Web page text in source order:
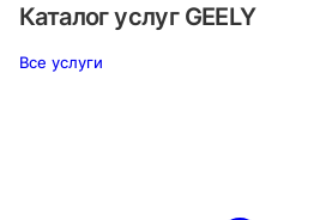
Каталог услуг GEELY
Все услуги